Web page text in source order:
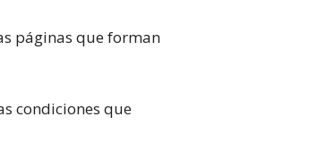
páginas que forman
condiciones que